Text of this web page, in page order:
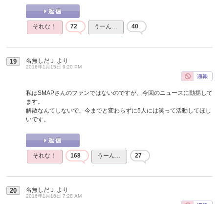
それな！ 72 うーん… 40
19 名無しだＪ より
2016年1月15日 9:20 PM
私はSMAPさんのファンではないのですが、今回のニュースに動揺して
ます。
解散なんてしないで、今までと変わらずに5人には笑って活動してほし
いです。
それな！ 168 うーん… 27
20 名無しだＪ より
2016年1月16日 7:28 AM